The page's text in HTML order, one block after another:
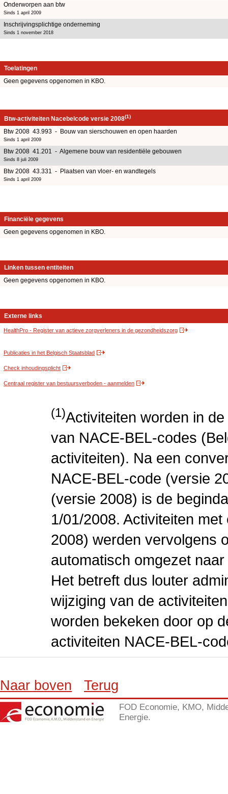
Onderworpen aan btw
Sinds 1 april 2009
Inschrijvingsplichtige onderneming
Sinds 1 november 2018
Toelatingen
Geen gegevens opgenomen in KBO.
Btw-activiteiten Nacebelcode versie 2008(1)
Btw 2008 43.993 - Bouw van sierschouwen en open haarden
Sinds 1 april 2009
Btw 2008 41.201 - Algemene bouw van residentiële gebouwen
Sinds 8 juli 2009
Btw 2008 43.331 - Plaatsen van vloer- en wandtegels
Sinds 1 april 2009
Financiële gegevens
Geen gegevens opgenomen in KBO.
Linken tussen entiteiten
Geen gegevens opgenomen in KBO.
Externe links
HealthPro - Register van actieve zorgverleners in de gezondheidszorg
Publicaties in het Belgisch Staatsblad
Check inhoudingsplicht
Centraal register van bestuursverboden - aanmelden
(1)Activiteiten worden in
van NACE-BEL-codes
activiteiten). Na een
NACE-BEL-code (versie
(versie 2008) is de
1/01/2008. Activiteiten
2008) werden vervolgens
automatisch omgezet
Het betreft dus louter
wijziging van de
worden bekeken door op
activiteiten NACE-BEL-
Naar boven Terug
FOD Economie, KMO,
Energie.